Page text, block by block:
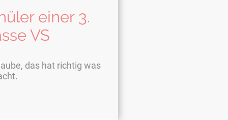
einer 3.
VS
das hat richtig was